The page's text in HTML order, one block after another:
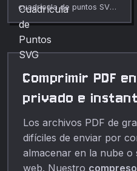
cuadrícula de puntos SVG
con tamaño, espaciado y
filas escalonadas
opcionales. Perfecto para
UI.
Comprimir PDF
privado e
Los archivos PDF de
difíciles de enviar por
almacenar en la nube
web. Nuestro